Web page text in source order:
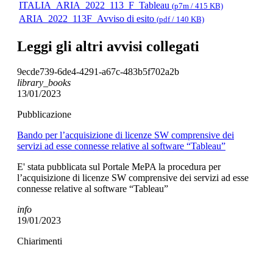
ITALIA_ARIA_2022_113_F_Tableau (p7m / 415 KB)
ARIA_2022_113F_Avviso di esito (pdf / 140 KB)
Leggi gli altri avvisi collegati
9ecde739-6de4-4291-a67c-483b5f702a2b
library_books
13/01/2023
Pubblicazione
Bando per l’acquisizione di licenze SW comprensive dei
servizi ad esse connesse relative al software “Tableau”
E' stata pubblicata sul Portale MePA la procedura per
l’acquisizione di licenze SW comprensive dei servizi ad esse
connesse relative al software “Tableau”
info
19/01/2023
Chiarimenti